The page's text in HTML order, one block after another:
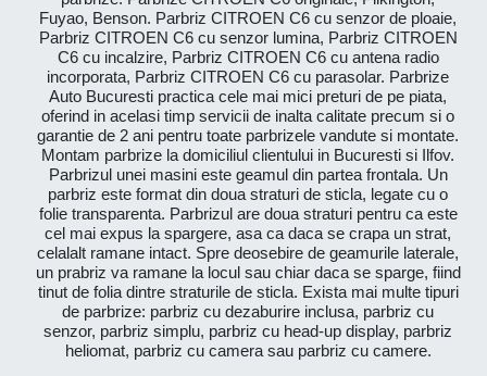
Fuyao, Benson. Parbriz CITROEN C6 cu senzor de ploaie,
Parbriz CITROEN C6 cu senzor lumina, Parbriz CITROEN
C6 cu incalzire, Parbriz CITROEN C6 cu antena radio
incorporata, Parbriz CITROEN C6 cu parasolar. Parbrize
Auto Bucuresti practica cele mai mici preturi de pe piata,
oferind in acelasi timp servicii de inalta calitate precum si o
garantie de 2 ani pentru toate parbrizele vandute si montate.
Montam parbrize la domiciliul clientului in Bucuresti si Ilfov.
Parbrizul unei masini este geamul din partea frontala. Un
parbriz este format din doua straturi de sticla, legate cu o
folie transparenta. Parbrizul are doua straturi pentru ca este
cel mai expus la spargere, asa ca daca se crapa un strat,
celalalt ramane intact. Spre deosebire de geamurile laterale,
un prabriz va ramane la locul sau chiar daca se sparge, fiind
tinut de folia dintre straturile de sticla. Exista mai multe tipuri
de parbrize: parbriz cu dezaburire inclusa, parbriz cu
senzor, parbriz simplu, parbriz cu head-up display, parbriz
heliomat, parbriz cu camera sau parbriz cu camere.